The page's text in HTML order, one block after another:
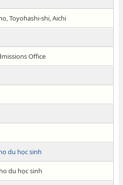
Toyohashi-shi, Aichi
Office
du học sinh
du học sinh